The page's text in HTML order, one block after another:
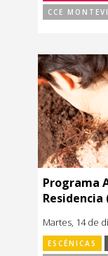
CCE
Programa
Residencia
Martes, 14 de
ESCÉNICAS